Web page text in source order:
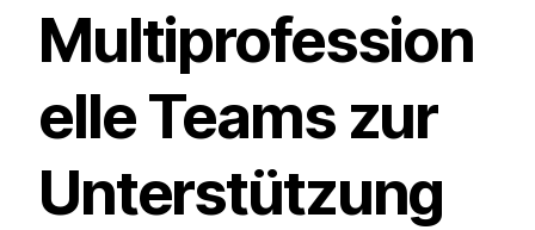
Multiprofession
elle Teams zur
Unterstützung